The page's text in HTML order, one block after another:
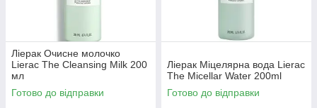
Ліерак Очисне молочко
Lierac The Cleansing Milk 200
мл
Готово до відправки
Ліерак Міцелярна вода Lierac
The Micellar Water 200ml
Готово до відправки